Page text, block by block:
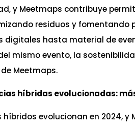
y Meetmaps contribuye
residuos y fomentando
digitales hasta material de
mismo evento, la
Meetmaps.
híbridas evolucionadas:
híbridos evolucionan en 2024,